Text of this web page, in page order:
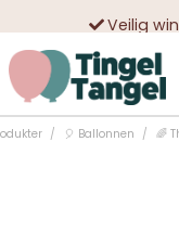
Veilig
🎈 Ballonnen 🌈